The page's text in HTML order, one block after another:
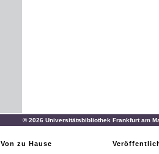
© 2026 Universitätsbibliothek Frankfurt am
Von zu Hause